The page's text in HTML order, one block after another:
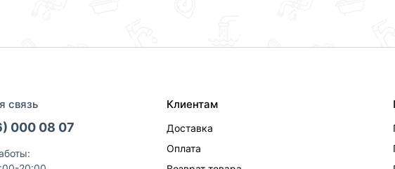
связь
000 08 07
Клиентам
Доставка
Оплата